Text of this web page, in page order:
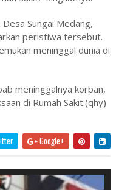
Sungai Medang,
peristiwa tersebut.
meninggal dunia di
meninggalnya korban,
di Rumah Sakit.(qhy)
Google+